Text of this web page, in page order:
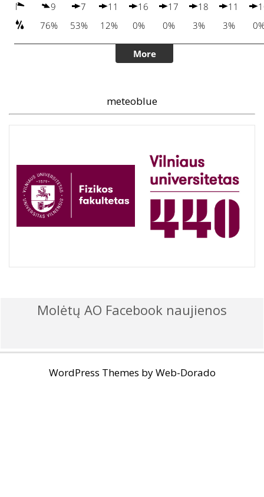
meteoblue
Molėtų AO Facebook naujienos
WordPress Themes byWeb-Dorado